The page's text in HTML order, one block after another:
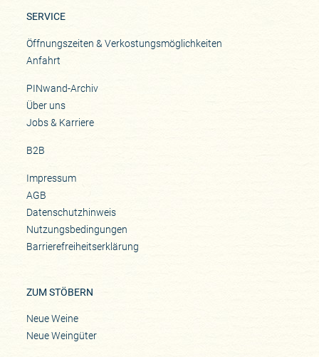
SERVICE
Öffnungszeiten & Verkostungsmöglichkeiten
Anfahrt
PINwand-Archiv
Über uns
Jobs & Karriere
B2B
Impressum
AGB
Datenschutzhinweis
Nutzungsbedingungen
Barrierefreiheitserklärung
ZUM STÖBERN
Neue Weine
Neue Weingüter